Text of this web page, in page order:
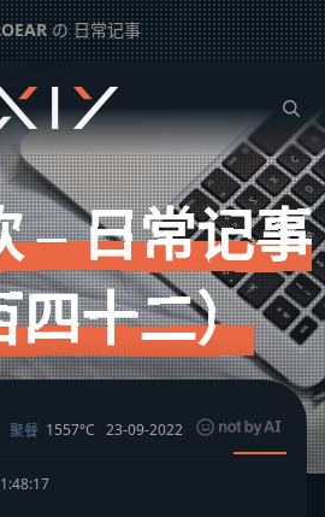
の 日常记事
日常记事（一百四十二）
钥匙 – 日常记事（一百四十一）
– 日常记事
四十二）
聚餐 1557°C 23-09-2022